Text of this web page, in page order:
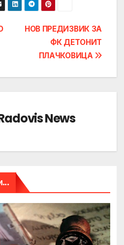
НОВ ПРЕДИЗВИК ЗА
ФК ДЕТОНИТ
ПЛАЧКОВИЦА
News